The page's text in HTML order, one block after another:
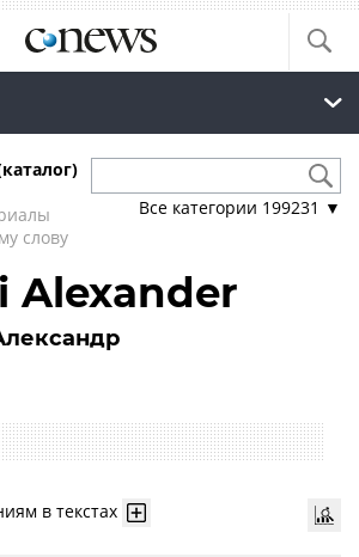
слову
Все категории 199231 ▼
Alexander
в текстах